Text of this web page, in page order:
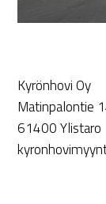
Kyrönhovi Oy
Matinpalontie
61400 Ylistaro